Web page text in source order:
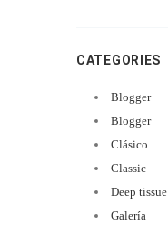
CATEGORIES
Blogger
Blogger
Clásico
Classic
Deep tissue
Galería